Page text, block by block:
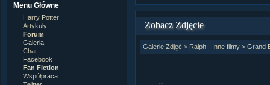
Menu Główne
Harry Potter
Artykuły
Forum
Galeria
Chat
Facebook
Fan Fiction
Współpraca
Zobacz Zdjęcie
Galerie Zdjęć > Ralph - Inne filmy> Grand